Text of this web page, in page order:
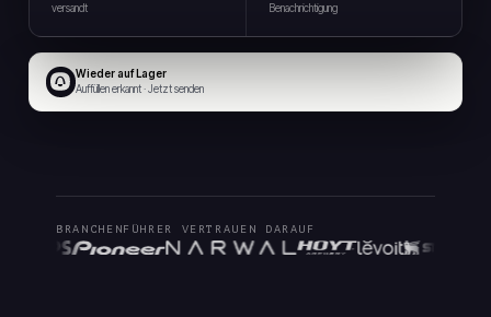
versandt
Benachrichtigung
Wieder auf Lager
Auffüllen erkannt · Jetzt senden
BRANCHENFÜHRER VERTRAUEN DARAUF